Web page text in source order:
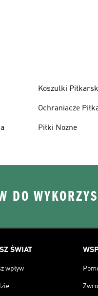
Koszulki
Ochraniacze
Piłki Nożne
ŚWIAT
wpływ